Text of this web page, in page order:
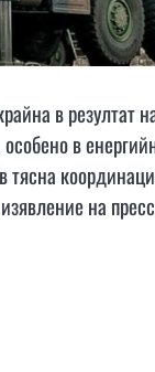
в резултат
в
тясна
на